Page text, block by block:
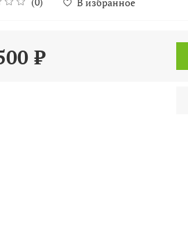
В избранное
₽